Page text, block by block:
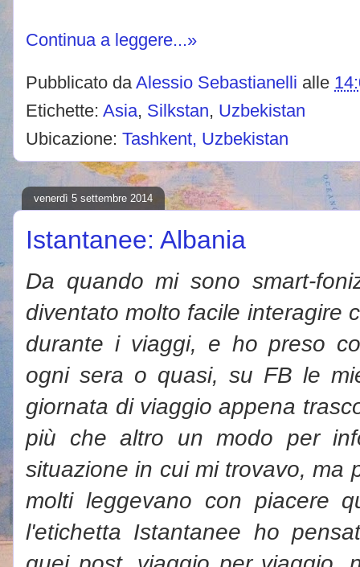
Continua a leggere...»
Pubblicato da Alessio Sebastianelli alle
Etichette: Asia, Silkstan, Uzbekistan
Ubicazione: Tashkent, Uzbekistan
venerdì 5 settembre 2014
Istantanee: Albania
Da quando mi sono smart-
diventato molto facile interagire
durante i viaggi, e ho preso
ogni sera o quasi, su FB le
giornata di viaggio appena
più che altro un modo per
situazione in cui mi trovavo, ma
molti leggevano con piacere
l'etichetta Istantanee ho